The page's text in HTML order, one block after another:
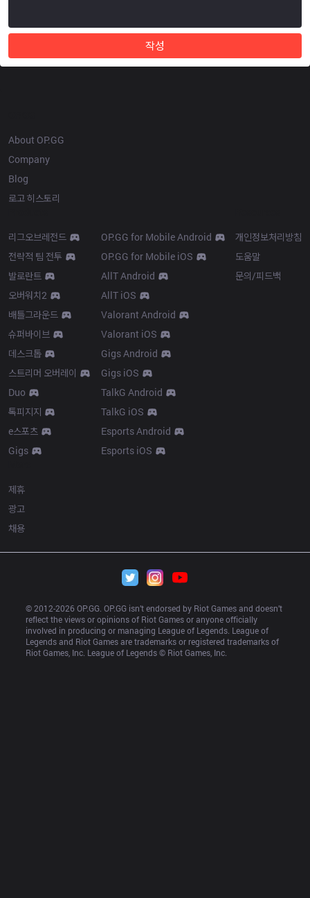
작성
About OP.GG
Company
Blog
로고 히스토리
리그오브레전드
전략적 팀 전투
발로란트
오버워치2
배틀그라운드
슈퍼바이브
데스크톱
스트리머 오버레이
Duo
톡피지지
e스포츠
Gigs
OP.GG for Mobile Android
OP.GG for Mobile iOS
AllT Android
AllT iOS
Valorant Android
Valorant iOS
Gigs Android
Gigs iOS
TalkG Android
TalkG iOS
Esports Android
Esports iOS
개인정보처리방침
도움말
문의/피드백
제휴
광고
채용
© 2012-2026 OP.GG. OP.GG isn’t endorsed by Riot Games and doesn’t
reflect the views or opinions of Riot Games or anyone officially
involved in producing or managing League of Legends. League of
Legends and Riot Games are trademarks or registered trademarks of
Riot Games, Inc. League of Legends © Riot Games, Inc.